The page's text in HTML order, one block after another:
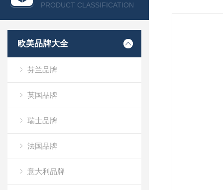
PRODUCT CLASSIFICATION
欧美品牌大全
芬兰品牌
英国品牌
瑞士品牌
法国品牌
意大利品牌